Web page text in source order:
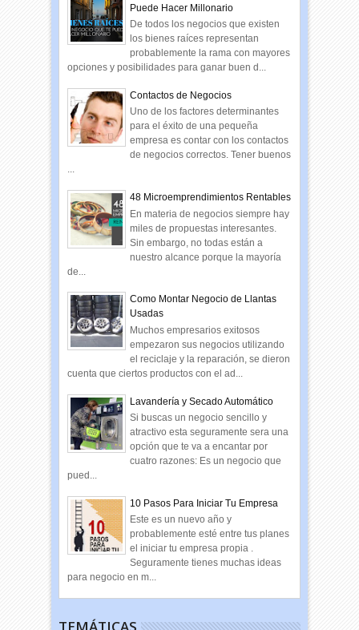
Puede Hacer Millonario
De todos los negocios que existen
los bienes raíces representan
probablemente la rama con mayores
opciones y posibilidades para ganar buen d...
Contactos de Negocios
Uno de los factores determinantes
para el éxito de una pequeña
empresa es contar con los contactos
de negocios correctos. Tener buenos
...
48 Microemprendimientos Rentables
En materia de negocios siempre hay
miles de propuestas interesantes.
Sin embargo, no todas están a
nuestro alcance porque la mayoría
de...
Como Montar Negocio de Llantas
Usadas
Muchos empresarios exitosos
empezaron sus negocios utilizando
el reciclaje y la reparación, se dieron
cuenta que ciertos productos con el ad...
Lavandería y Secado Automático
Si buscas un negocio sencillo y
atractivo esta seguramente sera una
opción que te va a encantar por
cuatro razones: Es un negocio que
pued...
10 Pasos Para Iniciar Tu Empresa
Este es un nuevo año y
probablemente esté entre tus planes
el iniciar tu empresa propia .
Seguramente tienes muchas ideas
para negocio en m...
TEMÁTICAS